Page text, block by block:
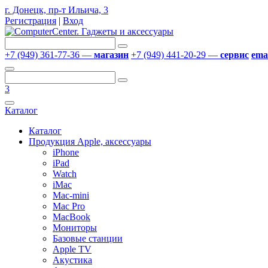
г. Донецк, пр-т Ильича, 3
Регистрация | Вход
+7 (949) 361-77-36 — магазин +7 (949) 441-20-29 — сервис
3
Каталог
Каталог
Продукция Apple, аксессуары
iPhone
iPad
Watch
iMac
Mac-mini
Mac Pro
MacBook
Мониторы
Базовые станции
Apple TV
Акустика